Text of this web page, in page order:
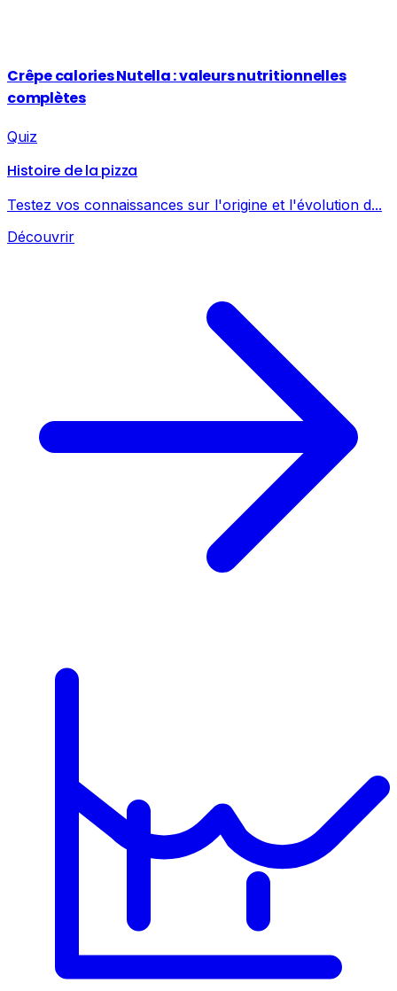
Crêpe calories Nutella : valeurs nutritionnelles
complètes
Quiz
Histoire de la pizza
Testez vos connaissances sur l'origine et l'évolution d...
Découvrir